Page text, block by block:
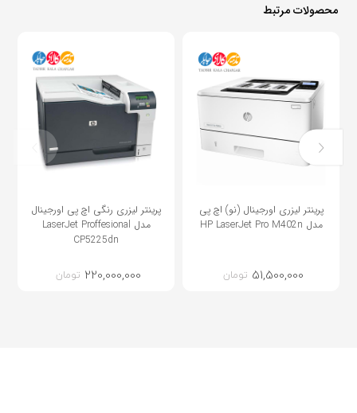
محصولات مرتبط
پرینتر لیزری اورجینال (نو) اچ پی
مدل HP LaserJet Pro M402n
تومان 51,500,000
پرینتر لیزری رنگی اچ پی اورجینال
مدل LaserJet Proffesional
CP5225dn
تومان 220,000,000